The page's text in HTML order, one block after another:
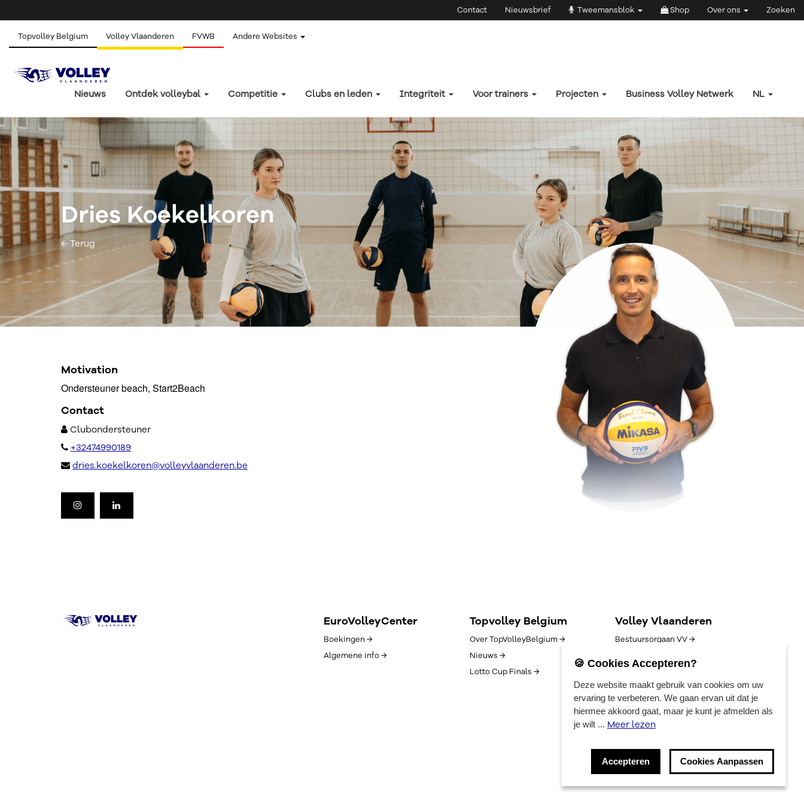
Contact Nieuwsbrief Tweemansblok Shop Over ons Zoeken
Topvolley Belgium Volley Vlaanderen FVWB Andere Websites
Nieuws Ontdek volleybal Competitie Clubs en leden Integriteit Voor trainers Projecten Business Volley Netwerk NL
Dries Koekelkoren
← Terug
Motivation
Ondersteuner beach, Start2Beach
Contact
Clubondersteuner
+32474990189
dries.koekelkoren@volleyvlaanderen.be
Volley Vlaanderen
Bestuursorgaan VV →
Competitie/uitslagen →
Algemene voorwaarden →
Vacatures →
Contact →
Topvolley Belgium
Over TopVolleyBelgium →
Nieuws →
Lotto Cup Finals →
EuroVolleyCenter
Boekingen →
Algemene info →
🍪 Cookies Accepteren?
Deze website maakt gebruik van cookies om uw
ervaring te verbeteren. We gaan ervan uit dat je
hiermee akkoord gaat, maar je kunt je afmelden als
je wilt ... Meer lezen
Accepteren Cookies Aanpassen